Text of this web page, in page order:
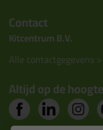
Contact
Kitcentrum B.V.
Alle contactgegevens >
Altijd op de